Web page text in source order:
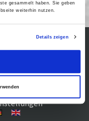
gesammelt haben. Sie geben
weiterhin nutzen.
Details zeigen